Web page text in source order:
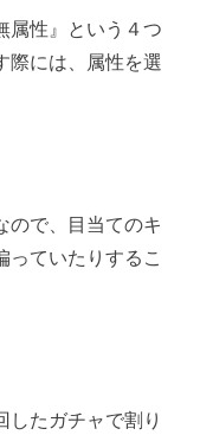
属性』という４つ
際には、属性を選
ので、目当てのキ
っていたりするこ
したガチャで割り